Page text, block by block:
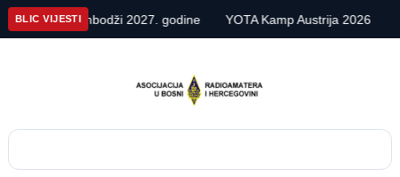
BLIC VIJESTI
u Kambodži 2027. godine YOTA Kamp Austrija 2026 Alpe